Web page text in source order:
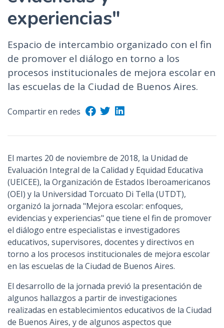
experiencias"
Espacio de intercambio organizado con el fin
de promover el diálogo en torno a los
procesos institucionales de mejora escolar en
las escuelas de la Ciudad de Buenos Aires.
Compartir en redes
El martes 20 de noviembre de 2018, la Unidad de
Evaluación Integral de la Calidad y Equidad Educativa
(UEICEE), la Organización de Estados Iberoamericanos
(OEI) y la Universidad Torcuato Di Tella (UTDT),
organizó la jornada "Mejora escolar: enfoques,
evidencias y experiencias" que tiene el fin de promover
el diálogo entre especialistas e investigadores
educativos, supervisores, docentes y directivos en
torno a los procesos institucionales de mejora escolar
en las escuelas de la Ciudad de Buenos Aires.
El desarrollo de la jornada previó la presentación de
algunos hallazgos a partir de investigaciones
realizadas en establecimientos educativos de la Ciudad
de Buenos Aires, y de algunos aspectos que